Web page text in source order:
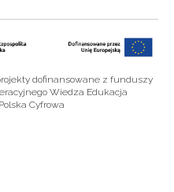
dofinansowane z funduszy
Wiedza Edukacja
Cyfrowa